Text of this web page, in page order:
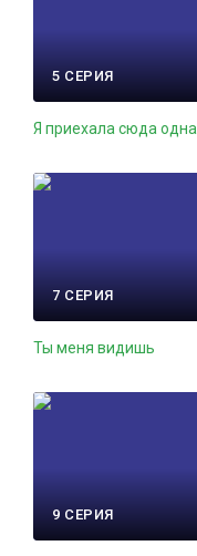
5 СЕРИЯ
Я приехала сюда одна
7 СЕРИЯ
Ты меня видишь
9 СЕРИЯ